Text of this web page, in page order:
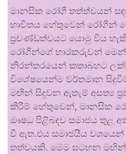
මානසික රෝගී තත්ත්වයන්
භාවිතය හේතුවෙන් රෝගීන්
ප්‍රචණ්ඩත්වයට යොමු විය
රෝගීන්ගේ භාරකරුවන්
නිරන්තරයෙන් කතාබහට
විශේෂයෙන්ම වර්තමාන
මඟින් සිදුවන ඇතැම් අසත්‍ය
කිරීම් හේතුවෙන්, මානසික
ඖෂධ පිළිබඳව සමාජය තුළ
වී ඇත.එය සමාජයීය වශයෙන්
තත්වයකි. මෙම සටහන මඟින්